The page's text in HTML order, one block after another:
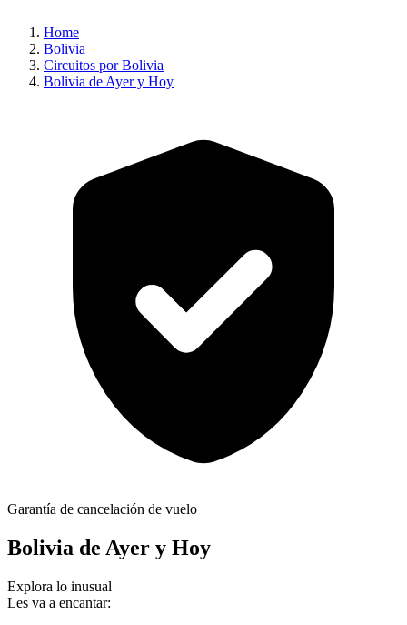
Home
Bolivia
Circuitos por Bolivia
Bolivia de Ayer y Hoy
Garantía de cancelación de vuelo
Bolivia de Ayer y Hoy
Explora lo inusual
Les va a encantar: